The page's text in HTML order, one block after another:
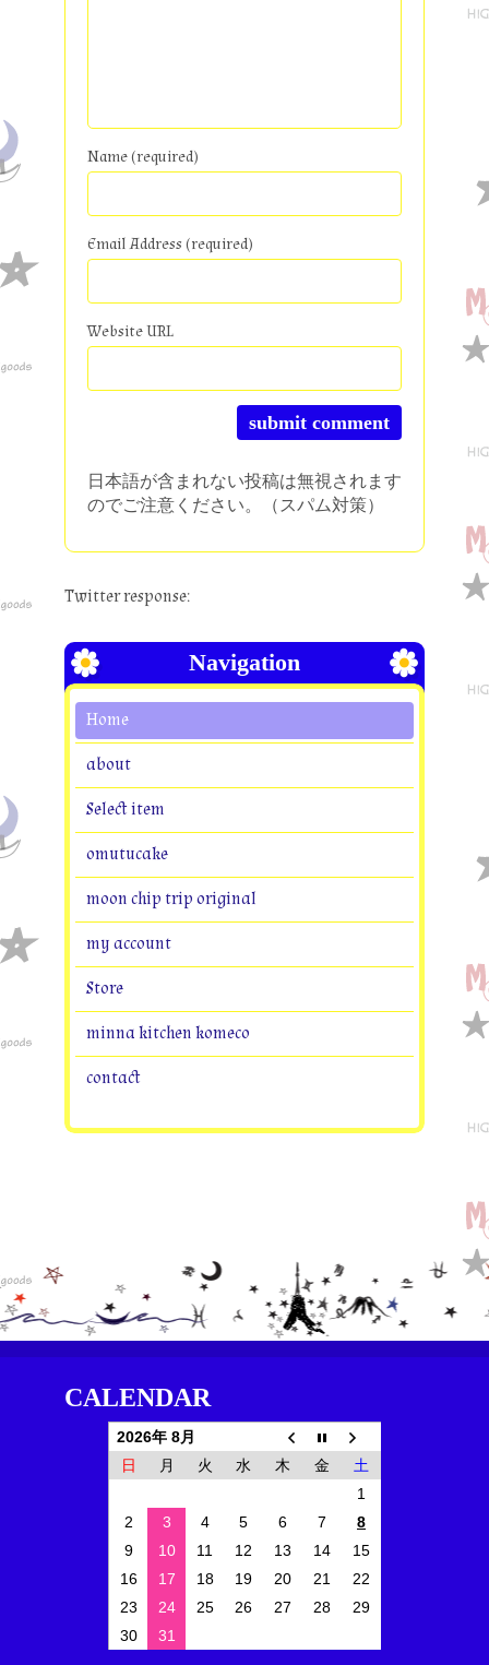
Name (required)
Email Address (required)
Website URL
日本語が含まれない投稿は無視されます
のでご注意ください。（スパム対策）
Twitter response:
Navigation
Home
about
Select item
omutucake
moon chip trip original
my account
Store
minna kitchen komeco
contact
CALENDAR
2026年 8月
日
月 火 水 木 金
土
1
2
3 4 5 6 7
8
9
10 11 12 13 14
15
16
17 18 19 20 21
22
23
24 25 26 27 28
29
30
31